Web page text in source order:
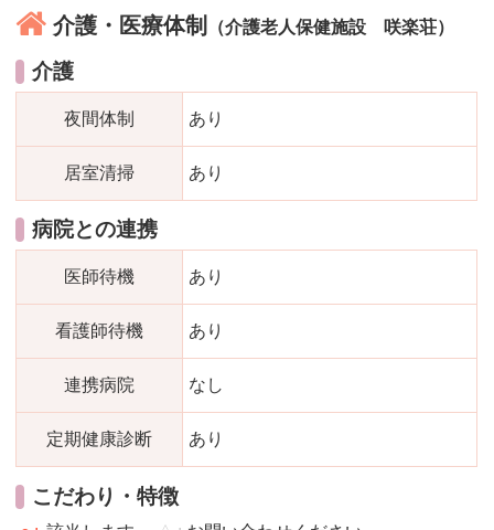
介護・医療体制 （介護老人保健施設 咲楽荘）
介護
夜間体制 あり
居室清掃 あり
病院との連携
医師待機 あり
看護師待機 あり
連携病院 なし
定期健康診断 あり
こだわり・特徴